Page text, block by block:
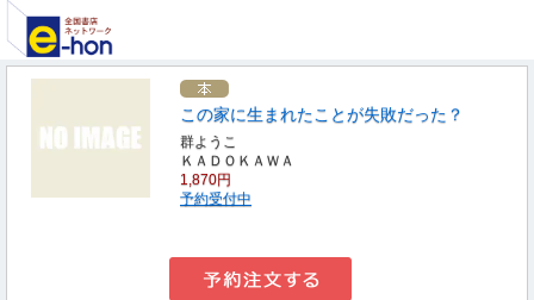
この家に生まれたことが失敗だった？
群ようこ
ＫＡＤＯＫＡＷＡ
1,870円
予約受付中